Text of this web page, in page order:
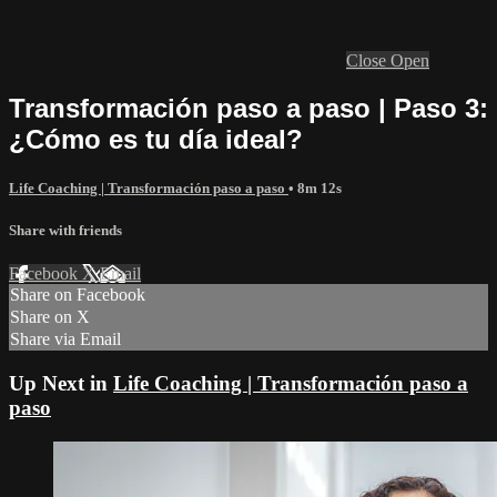
Close Open
Transformación paso a paso | Paso 3:
¿Cómo es tu día ideal?
Life Coaching | Transformación paso a paso • 8m 12s
Share with friends
Facebook XEmail
Share on Facebook
Share on X
Share via Email
Up Next in Life Coaching | Transformación paso a
paso